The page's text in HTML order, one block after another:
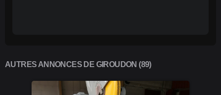
AUTRES ANNONCES DE GIROUDON (89)